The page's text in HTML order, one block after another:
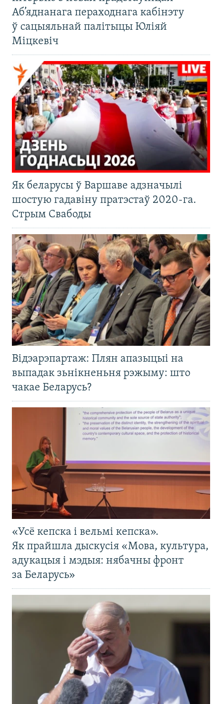
Аб’яднанага пераходнага кабінэту
ў сацыяльнай палітыцы Юліяй
Міцкевіч
Як беларусы ў Варшаве адзначылі
шостую гадавіну пратэстаў 2020-га.
Стрым Свабоды
Відэарэпартаж: Плян апазыцыі на
выпадак зьнікненьня рэжыму: што
чакае Беларусь?
«Усё кепска і вельмі кепска».
Як прайшла дыскусія «Мова, культура,
адукацыя і мэдыя: нябачны фронт
за Беларусь»